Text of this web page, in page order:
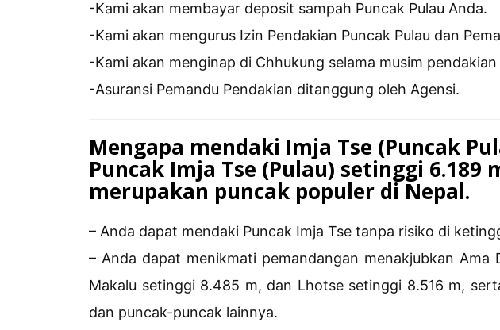
-Kami akan membayar deposit sampah Puncak Pulau Anda.
-Kami akan mengurus Izin Pendakian Puncak Pulau dan
-Kami akan menginap di Chhukung selama musim
-Asuransi Pemandu Pendakian ditanggung oleh Agensi.
Mengapa mendaki Imja Tse (Puncak
Puncak Imja Tse (Pulau) setinggi 6.189
merupakan puncak populer di Nepal.
– Anda dapat mendaki Puncak Imja Tse tanpa risiko di
– Anda dapat menikmati pemandangan menakjubkan Ama
Makalu setinggi 8.485 m, dan Lhotse setinggi 8.516 m,
dan puncak-puncak lainnya.